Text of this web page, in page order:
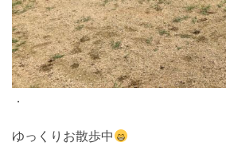
．
ゆっくりお散歩中